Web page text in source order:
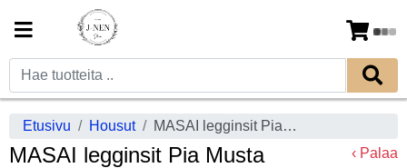
Etusivu Housut MASAI legginsit Pia Musta viskoosinen trikoo perus leggarit
MASAI legginsit Pia Musta
‹ Palaa